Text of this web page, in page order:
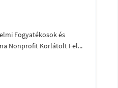
Fogyatékosok és
Nonprofit Korlátolt Fel...